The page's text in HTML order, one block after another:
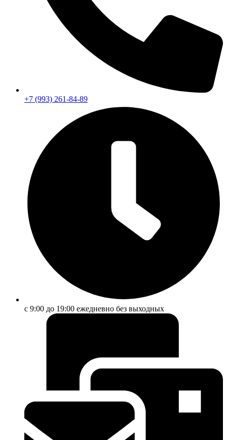
+7 (993) 261-84-89
с 9:00 до 19:00 ежедневно без выходных